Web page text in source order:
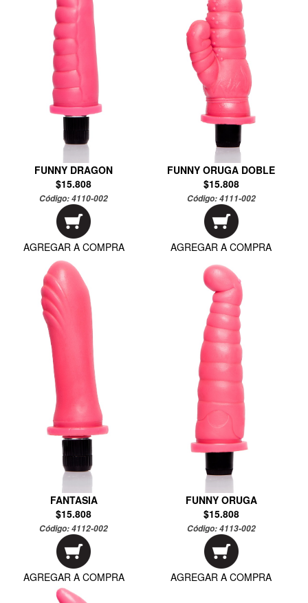
FUNNY DRAGON
$15.808
Código:4110-002
AGREGAR A COMPRA
FUNNY ORUGA DOBLE
$15.808
Código:4111-002
AGREGAR A COMPRA
FANTASIA
$15.808
Código:4112-002
AGREGAR A COMPRA
FUNNY ORUGA
$15.808
Código:4113-002
AGREGAR A COMPRA